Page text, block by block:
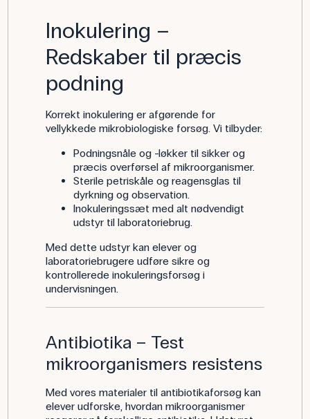
Inokulering –
Redskaber til præcis
podning
Korrekt inokulering er afgørende for
vellykkede mikrobiologiske forsøg. Vi tilbyder:
Podningsnåle og -løkker til sikker og
præcis overførsel af mikroorganismer.
Sterile petriskåle og reagensglas til
dyrkning og observation.
Inokuleringssæt med alt nødvendigt
udstyr til laboratoriebrug.
Med dette udstyr kan elever og
laboratoriebrugere udføre sikre og
kontrollerede inokuleringsforsøg i
undervisningen.
Antibiotika – Test
mikroorganismers resistens
Med vores materialer til antibiotikaforsøg kan
elever udforske, hvordan mikroorganismer